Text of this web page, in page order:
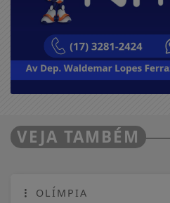
VEJA TAMBÉM
OLÍMPIA